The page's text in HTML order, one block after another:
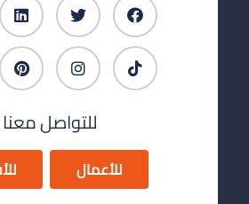
للتواصل معنا
للأعمال